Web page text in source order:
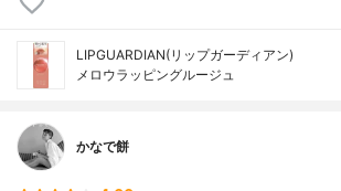
LIPGUARDIAN(リップガーディアン)
メロウラッピングルージュ
かなで餅